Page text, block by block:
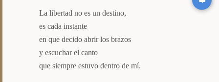
La libertad no es un destino,
es cada instante
en que decido abrir los brazos
y escuchar el canto
que siempre estuvo dentro de mí.